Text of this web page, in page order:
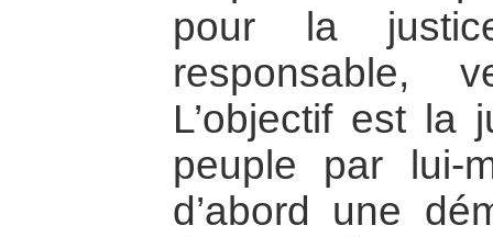
pour la
responsable,
L’objectif est la
peuple par lui-
d’abord une